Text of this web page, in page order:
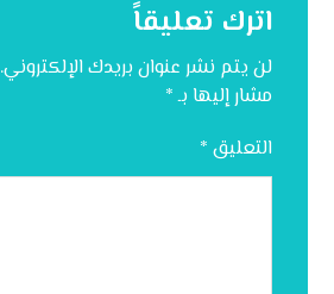
اترك تعليقاً
لن يتم نشر عنوان بريدك الإلكتروني.
مشار إليها بـ*
التعليق *